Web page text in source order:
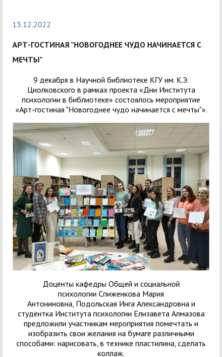
13.12.2022
АРТ-ГОСТИНАЯ "НОВОГОДНЕЕ ЧУДО НАЧИНАЕТСЯ С
МЕЧТЫ"
9 декабря в Научной библиотеке КГУ им. К.Э.
Циолковского в рамках проекта «Дни Института
психологии в библиотеке» состоялось мероприятие
«Арт-гостиная "Новогоднее чудо начинается с мечты"».
Доценты кафедры Общей и социальной
психологии Спиженкова Мария
Антониновна Подольская Инга Александровна и
студентка Института психологии Елизавета Алмазова
предложили участникам мероприятия помечтать и
изобразить свои желания на бумаге различными
способами: нарисовать, в технике пластилина, сделать
коллаж.